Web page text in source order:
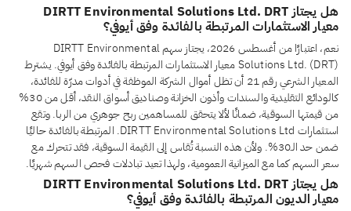
هل يجتاز DIRTT Environmental Solutions Ltd. DRT
معيار الاستثمارات المرتبطة بالفائدة وفق أيوفي؟
نعم، اعتبارًا من أغسطس 2026، يجتاز سهم DIRTT Environmental
Solutions Ltd. (DRT) معيار الاستثمارات المرتبطة بالفائدة وفق أيوفي. يشترط
المعيار الشرعي رقم 21 أن تظل أموال الشركة الموظفة في أدوات مدرّة للفائدة،
كالودائع التقليدية والسندات وأذون الخزانة وصناديق أسواق النقد، أقل من 30%
من قيمتها السوقية، ضمانًا لألا يتحقق للمساهمين ربح جوهري من الربا. وتقع
استثمارات DIRTT Environmental Solutions Ltd. المرتبطة بالفائدة حاليًا
ضمن حد الـ30%. ولأن هذه النسبة تُقاس إلى القيمة السوقية، فقد تتحرك مع
سعر السهم كما مع الميزانية العمومية، ولهذا تعيد تبادلات فحص السهم شهريًا.
هل يجتاز DIRTT Environmental Solutions Ltd. DRT
معيار الديون المرتبطة بالفائدة وفق أيوفي؟